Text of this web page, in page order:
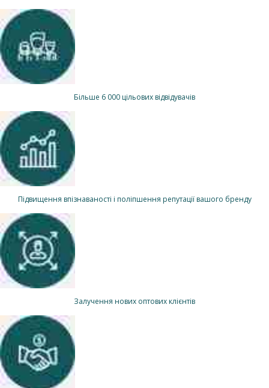
Більше 6 000 цільових відвідувачів
Підвищення впізнаваності і поліпшення репутації вашого бренду
Залучення нових оптових клієнтів